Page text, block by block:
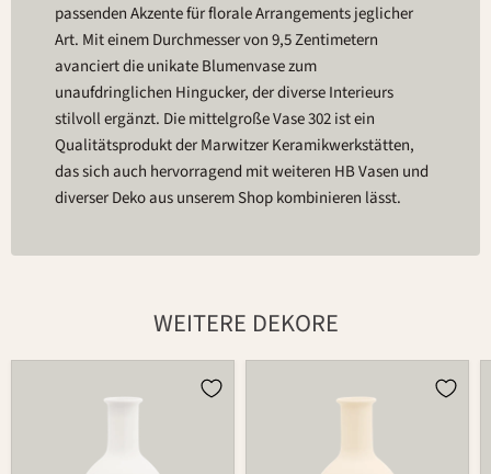
passenden Akzente für florale Arrangements jeglicher
Art. Mit einem Durchmesser von 9,5 Zentimetern
avanciert die unikate Blumenvase zum
unaufdringlichen Hingucker, der diverse Interieurs
stilvoll ergänzt. Die mittelgroße Vase 302 ist ein
Qualitätsprodukt der Marwitzer Keramikwerkstätten,
das sich auch hervorragend mit weiteren HB Vasen und
diverser Deko aus unserem Shop kombinieren lässt.
WEITERE DEKORE